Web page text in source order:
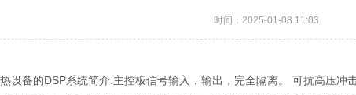
时间：2025-01-08 11:03
备的DSP系统简介:主控板信号输入，输出，完全隔离。 可抗高压冲